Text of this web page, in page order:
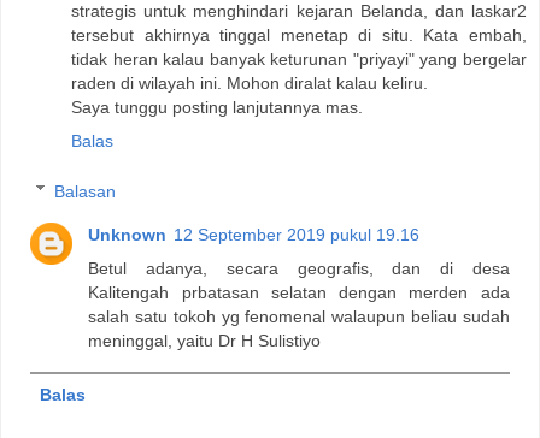
strategis untuk menghindari kejaran Belanda, dan laskar2
tersebut akhirnya tinggal menetap di situ. Kata embah,
tidak heran kalau banyak keturunan "priyayi" yang bergelar
raden di wilayah ini. Mohon diralat kalau keliru.
Saya tunggu posting lanjutannya mas.
Balas
Balasan
Unknown 12 September 2019 pukul 19.16
Betul adanya, secara geografis, dan di desa
Kalitengah prbatasan selatan dengan merden ada
salah satu tokoh yg fenomenal walaupun beliau sudah
meninggal, yaitu Dr H Sulistiyo
Balas